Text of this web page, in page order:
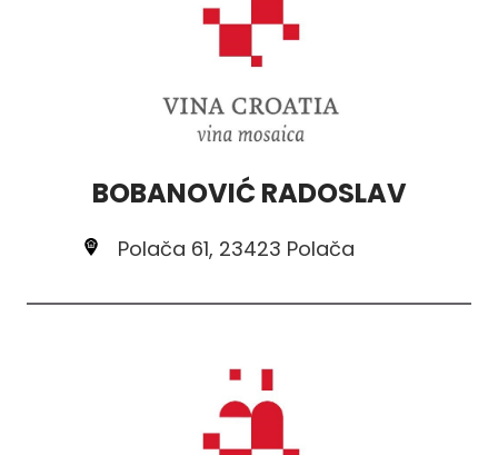
BOBANOVIĆ RADOSLAV
Polača 61, 23423 Polača